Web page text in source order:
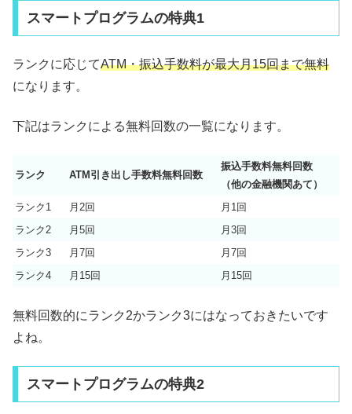
スマートプログラムの特典1
ランクに応じてATM・振込手数料が最大月15回まで無料
になります。
下記はランクによる無料回数の一覧になります。
ランク ATM引き出し手数料無料回数
振込手数料無料回数
（他の金融機関あて）
ランク1
月2回
月1回
ランク2
月5回
月3回
ランク3
月7回
月7回
ランク4
月15回 月15回
無料回数的にランク2かランク3にはなっておきたいです
よね。
スマートプログラムの特典2